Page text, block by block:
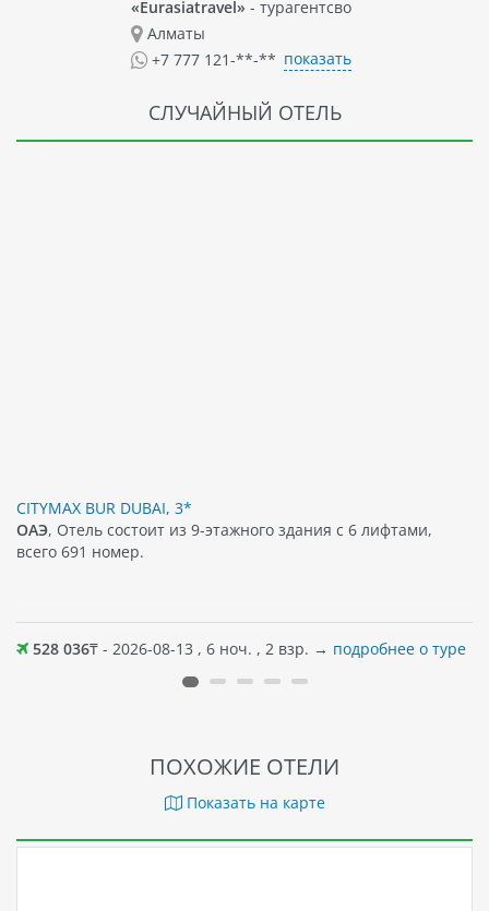
«Eurasiatravel» - турагентсво
Алматы
+7 777 121-**-** показать
СЛУЧАЙНЫЙ ОТЕЛЬ
CITYMAX BUR DUBAI, 3*
ОАЭ, Отель состоит из 9-этажного здания с 6 лифтами,
всего 691 номер.
528 036₸ - 2026-08-13 , 6 ноч. , 2 взр. → подробнее о туре
ПОХОЖИЕ ОТЕЛИ
Показать на карте